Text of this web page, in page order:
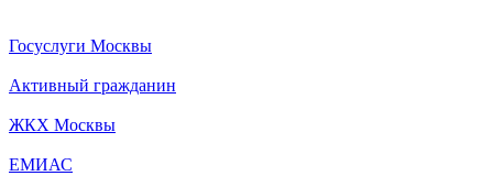
Госуслуги Москвы
Активный гражданин
ЖКХ Москвы
ЕМИАС